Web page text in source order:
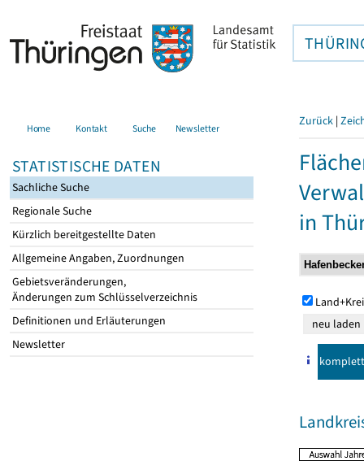
Home Kontakt Suche Newsletter
STATISTISCHE DATEN
Sachliche Suche
Regionale Suche
Kürzlich bereitgestellte Daten
Allgemeine Angaben, Zuordnungen
Gebietsveränderungen,
Änderungen zum Schlüsselverzeichnis
Definitionen und Erläuterungen
Newsletter
Zurück |
in
komplett